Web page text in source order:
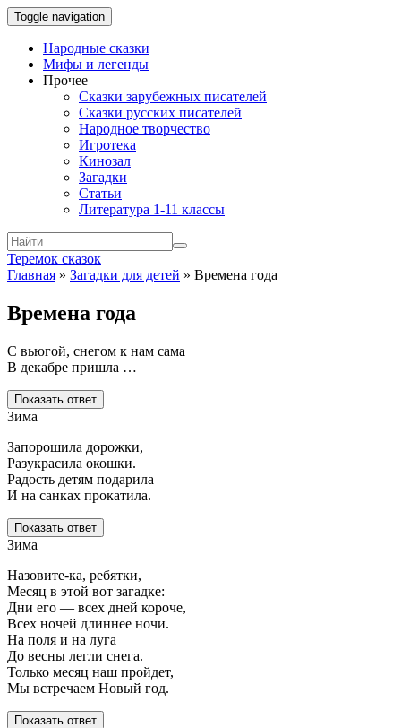
Toggle navigation
Народные сказки
Мифы и легенды
Прочее
Сказки зарубежных писателей
Сказки русских писателей
Народное творчество
Игротека
Кинозал
Загадки
Статьи
Литература 1-11 классы
Теремок сказок
Главная » Загадки для детей » Времена года
Времена года
С вьюгой, снегом к нам сама
В декабре пришла …
Показать ответ
Зима
Запорошила дорожки,
Разукрасила окошки.
Радость детям подарила
И на санках прокатила.
Показать ответ
Зима
Назовите-ка, ребятки,
Месяц в этой вот загадке:
Дни его — всех дней короче,
Всех ночей длиннее ночи.
На поля и на луга
До весны легли снега.
Только месяц наш пройдет,
Мы встречаем Новый год.
Показать ответ